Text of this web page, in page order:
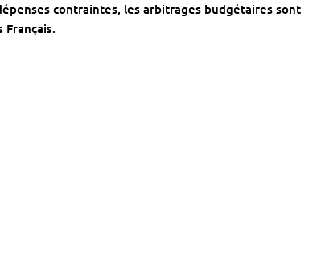
contraintes, les arbitrages budgétaires sont